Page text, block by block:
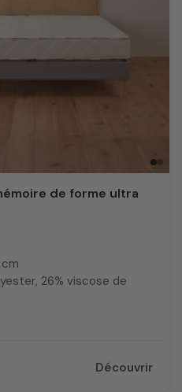
de forme ultra
26% viscose de
Découvrir